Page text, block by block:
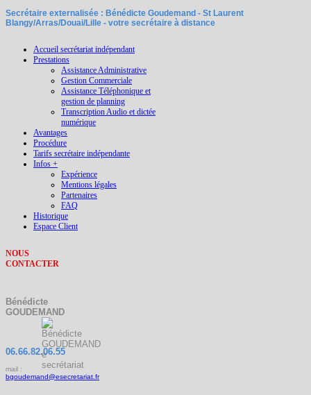
Secrétaire externalisée : Bénédicte Goudemand - St Laurent
Blangy/Arras/Douai/Lille - votre secrétaire à distance
Accueil secrétariat indépendant
Prestations
Assistance Administrative
Gestion Commerciale
Assistance Téléphonique et
gestion de planning
Transcription Audio et dictée
numérique
Avantages
Procédure
Tarifs secrétaire indépendante
Infos +
Expérience
Mentions légales
Partenaires
FAQ
Historique
Espace Client
NOUS
CONTACTER
Bénédicte
GOUDEMAND
06.66.82.06.55
mail :
bgoudemand@esecretariat.fr